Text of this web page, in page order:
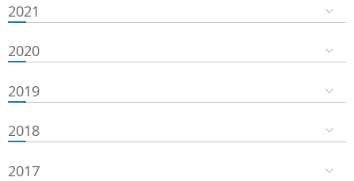
2021
2020
2019
2018
2017